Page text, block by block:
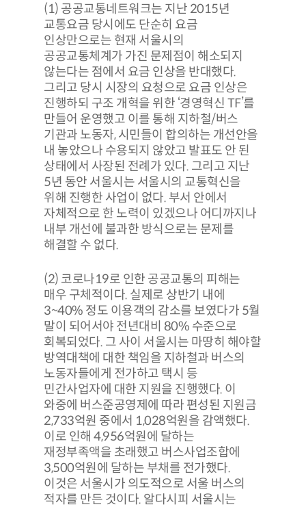
(1) 공공교통네트워크는 지난 2015년
교통요금 당시에도 단순히 요금
인상만으로는 현재 서울시의
공공교통체계가 가진 문제점이 해소되지
않는다는 점에서 요금 인상을 반대했다.
그리고 당시 시장의 요청으로 요금 인상은
진행하되 구조 개혁을 위한 ‘경영혁신 TF’를
만들어 운영했고 이를 통해 지하철/버스
기관과 노동자, 시민들이 합의하는 개선안을
내 놓았으나 수용되지 않았고 발표도 안 된
상태에서 사장된 전례가 있다. 그리고 지난
5년 동안 서울시는 서울시의 교통혁신을
위해 진행한 사업이 없다. 부서 안에서
자체적으로 한 노력이 있겠으나 어디까지나
내부 개선에 불과한 방식으로는 문제를
해결할 수 없다.
(2) 코로나19로 인한 공공교통의 피해는
매우 구체적이다. 실제로 상반기 내에
3~40% 정도 이용객의 감소를 보였다가 5월
말이 되어서야 전년대비 80% 수준으로
회복되었다. 그 사이 서울시는 마땅히 해야할
방역대책에 대한 책임을 지하철과 버스의
노동자들에게 전가하고 택시 등
민간사업자에 대한 지원을 진행했다. 이
와중에 버스준공영제에 따라 편성된 지원금
2,733억원 중에서 1,028억원을 감액했다.
이로 인해 4,956억원에 달하는
재정부족액을 초래했고 버스사업조합에
3,500억원에 달하는 부채를 전가했다.
이것은 서울시가 의도적으로 서울 버스의
적자를 만든 것이다. 알다시피 서울시는